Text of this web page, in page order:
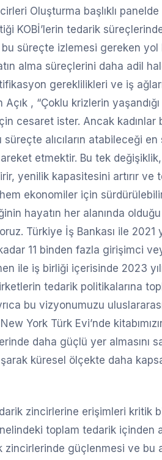
Oluşturma başlıklı
KOBİ’lerin tedarik süreçlerinde
süreçte izlemesi gereken yol
alma süreçlerini daha adil
gereklilikleri ve iş
, “Çoklu krizlerin
cesaret ister. Ancak kadınlar
alıcıların atabileceği en
etmektir. Bu tek değişiklik,
yenilik kapasitesini artırır ve
ekonomiler için
hayatın her alanında
Türkiye İş Bankası ile 2021
11 binden fazla girişimci
ile iş birliği içerisinde 2023
tedarik politikalarına
bu vizyonumuzu
York Türk Evi’nde
daha güçlü yer almasını
küresel ölçekte daha
zincirlerine erişimleri kritik
toplam tedarik içinden
güçlenmesi ve bu